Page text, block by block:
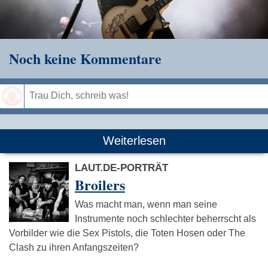
Noch keine Kommentare
Weiterlesen
LAUT.DE-PORTRÄT
Broilers
Was macht man, wenn man seine
Instrumente noch schlechter beherrscht als
Vorbilder wie die Sex Pistols, die Toten Hosen oder The
Clash zu ihren Anfangszeiten?